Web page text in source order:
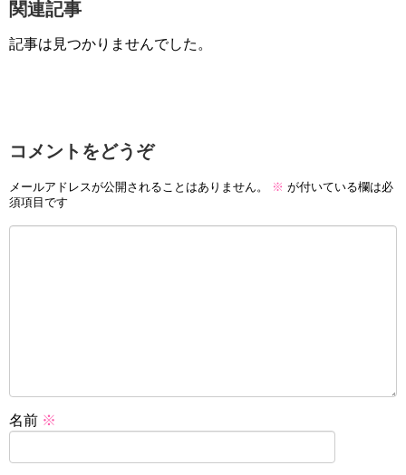
関連記事
記事は見つかりませんでした。
コメントをどうぞ
メールアドレスが公開されることはありません。 ※ が付いている欄は必
須項目です
名前 ※